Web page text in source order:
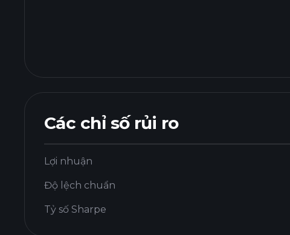
Các chỉ số rủi ro
Lợi nhuận
Độ lệch chuẩn
Tỷ số Sharpe